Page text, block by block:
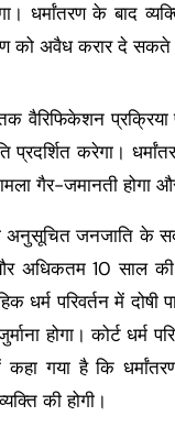
धर्मांतरण के बाद
को अवैध करार दे सकते
वैरिफिकेशन
प्रदर्शित करेगा।
गैर-जमानती होगा
अनुसूचित जनजाति के
अधिकतम 10 साल
धर्म परिवर्तन में
होगा। कोर्ट धर्म
गया है कि
की होगी।